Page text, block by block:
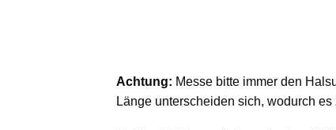
Achtung: Messe bitte immer den
Länge unterscheiden sich, wodurch